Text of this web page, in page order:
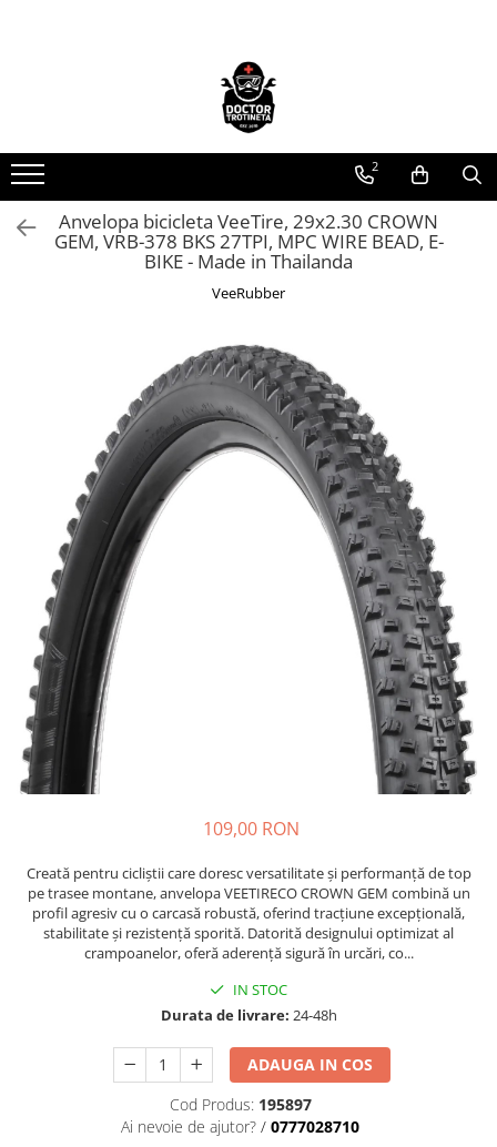
Toate produsele
Piese de schimb
https://www.doctortrotineta.ro/electrica
Acceleratie
Contact cu cheie
https://www.doctortrotineta.ro/frane
Discuri frana
Placute de frana
Manete de frana
Etrieri
https://www.doctortrotineta.ro/lumini
Stop trotineta
Faruri
https://www.doctortrotineta.ro/cadru
Aparatori (aripi)
Suspensie
Cauciucuri
https://www.doctortrotineta.ro/camere-
de-aer
cauciucuri-bicicleta
Camere bicicleta
2
Anvelopa bicicleta VeeTire, 29x2.30 CROWN
GEM, VRB-378 BKS 27TPI, MPC WIRE BEAD, E-
BIKE - Made in Thailanda
VeeRubber
109,00 RON
Creată pentru cicliștii care doresc versatilitate și performanță de top
pe trasee montane, anvelopa VEETIRECO CROWN GEM combină un
profil agresiv cu o carcasă robustă, oferind tracțiune excepțională,
stabilitate și rezistență sporită. Datorită designului optimizat al
crampoanelor, oferă aderență sigură în urcări, co...
IN STOC
Durata de livrare: 24-48h
ADAUGA IN COS
Cod Produs: 195897
Ai nevoie de ajutor? / 0777028710